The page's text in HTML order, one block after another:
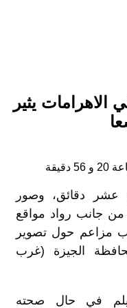
يثير
عشر دقائق، وصور
من جانب رواد مواقع
مزاعم حول تصوير
الجيزة (غرب
في حال صحته